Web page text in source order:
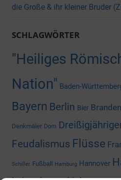
die Große & ihr kleiner Bruder
SCHLAGWÖRTER
"Heiliges
Nation" Baden-
Bayern Berlin Bier
Denkmäler Dom
Feudalismus Flüsse
Schiller Fußball Hamburg Hannover